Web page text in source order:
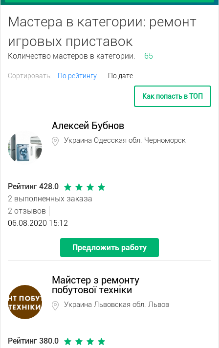
Мастера в категории: ремонт
игровых приставок
Количество мастеров в категории: 65
Сортировать: По рейтингу По дате
Как попасть в ТОП
Алексей Бубнов
Украина Одесская обл. Черноморск
Рейтинг 428.0
2 выполненных заказа
2 отзывов
06.08.2020 15:12
Предложить работу
Майстер з ремонту
побутової техніки
Украина Львовская обл. Львов
Рейтинг 380.0